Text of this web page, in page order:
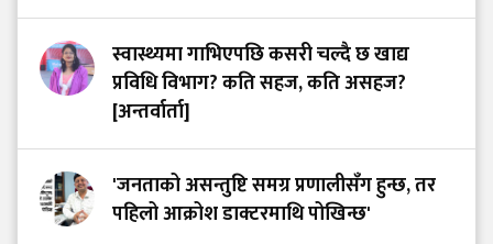
स्वास्थ्यमा गाभिएपछि कसरी चल्दै छ खाद्य
प्रविधि विभाग? कति सहज, कति असहज?
[अन्तर्वार्ता]
'जनताको असन्तुष्टि समग्र प्रणालीसँग हुन्छ, तर
पहिलो आक्रोश डाक्टरमाथि पोखिन्छ'